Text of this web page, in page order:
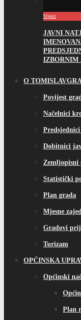
Vijesti
JAVNI
IZBORNIM
O
Povijest
Načelnici
Dobitnici
Zemljopisni
Statistički
Plan grada
Mjesne
Gradovi
Turizam
OPĆINSKA
Općinski
Plan